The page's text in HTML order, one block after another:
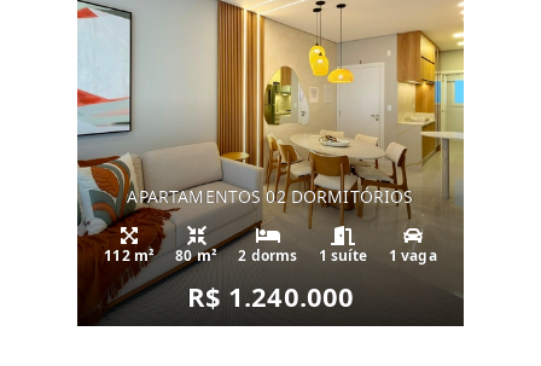
APARTAMENTOS 02 DORMITÓRIOS
112 m² 80 m² 2 dorms 1 suíte 1 vaga
R$ 1.240.000